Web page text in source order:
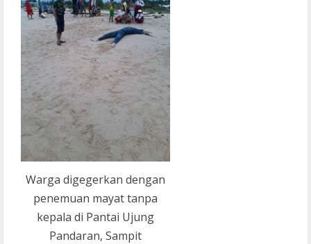
Warga digegerkan dengan
penemuan mayat tanpa
kepala di Pantai Ujung
Pandaran, Sampit